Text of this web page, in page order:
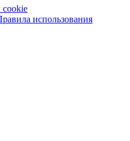
cookie
использования